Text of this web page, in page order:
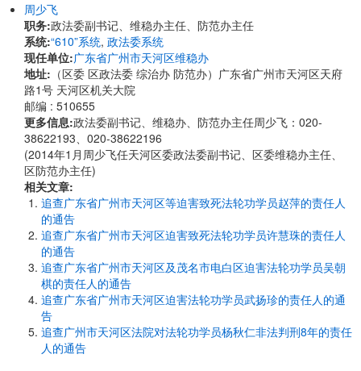
周少飞
职务:政法委副书记、维稳办主任、防范办主任
系统:“610”系统, 政法委系统
现任单位:广东省广州市天河区维稳办
地址: ​​（区委 区政法委 综治办 防范办）广东省广州市天河区天府
路1号 天河区机关大院
邮编 : 510655
更多信息:政法委副书记、维稳办、防范办主任周少飞：020-
38622193、020-38622196
(2014年1月周少飞任天河区委政法委副书记、区委维稳办主任、
区防范办主任)
相关文章:
追查广东省广州市天河区等迫害致死法轮功学员赵萍的责任人
的通告
追查广东省广州市天河区迫害致死法轮功学员许慧珠的责任人
的通告
追查广东省广州市天河区及茂名市电白区迫害法轮功学员吴朝
棋的责任人的通告
追查广东省广州市天河区迫害法轮功学员武扬珍的责任人的通
告
追查广州市天河区法院对法轮功学员杨秋仁非法判刑8年的责任
人的通告